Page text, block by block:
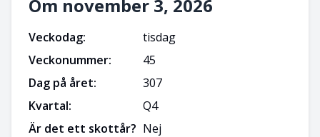
Om november 3, 2026
Veckodag:
tisdag
Veckonummer:
45
Dag på året:
307
Kvartal:
Q4
Är det ett skottår? Nej